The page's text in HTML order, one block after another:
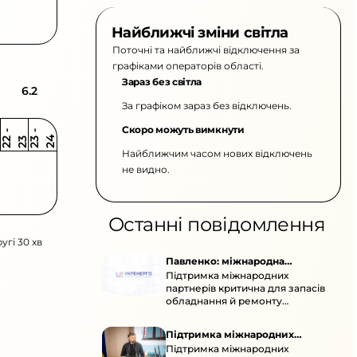
6.2
2 2
-
2 3 2 3
-
2 4
30 хв
Найближчі зміни світла
Поточні та найближчі відключення за
графіками операторів області.
Зараз без світла
За графіком зараз без відключень.
Скоро можуть вимкнути
Найближчим часом нових відключень
не видно.
Останні повідомлення
Павленко: міжнародна
підтримка для стійкості
енергосистеми
Підтримка міжнародних
партнерів критична для запасів
обладнання й ремонту
Підтримка міжнародних
партнерів для стійкості
Підтримка міжнародних